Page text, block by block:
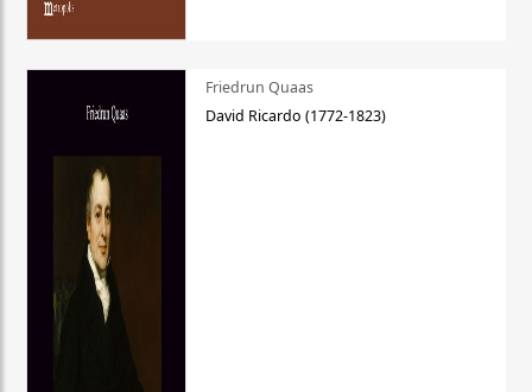
Friedrun Quaas
David Ricardo (1772-1823)